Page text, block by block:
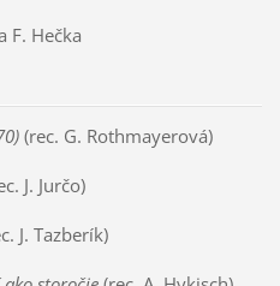
F. Hečka
(rec. G. Rothmayerová)
J. Jurčo)
J. Tazberík)